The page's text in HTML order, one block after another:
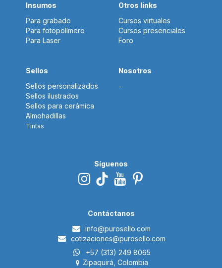
Insumos
Para grabado
Para fotopolímero
Para Laser
Sellos
Sellos personalizados
Sellos ilustrados
Sellos para cerámica
Almohadillas
Tintas
Otros links
Cursos virtuales
Cursos presenciales
Foro
Nosotros
-
Síguenos
Contáctanos
i​nfo@purosello.com
cotizaciones@purosello.com
+57 (313) 249 8065
Zipaquirá, Colombia